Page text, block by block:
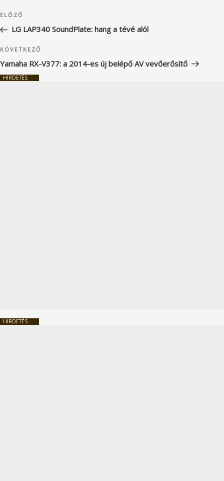
navigáció
Korábbi
bejegyzés
ELŐZŐ
LG LAP340 SoundPlate: hang a tévé alól
Következő
bejegyzés
KÖVETKEZŐ
Yamaha RX-V377: a 2014-es új belépő AV vevőerősítő
HIRDETÉS
HIRDETÉS